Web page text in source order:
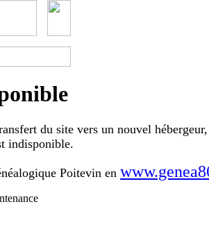
du site vers un nouvel hébergeur,
indisponible.
Poitevin en